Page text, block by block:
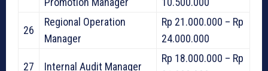
26
Regional Operation
Manager
Rp 21.000.000 – Rp
24.000.000
27 Internal Audit Manager
Rp 18.000.000 – Rp